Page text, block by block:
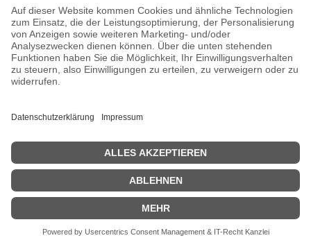
Lenovo - Server 8-Bay 2,5" SAS/SATA
Backplane-Kit
139,84 €
ZT231 RFID NBD Onsite NA UK
Zebra 2 yr Z1C Essential ZT231 ZT231
RFID NBD Onsite NA UK IE Benelux only -
Zebra Z1R1-ZT231-2C0. Zeitraum: 2
Jahr(e) - Typ: Vor Ort
717,18€